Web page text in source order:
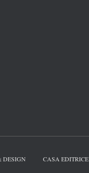
DESIGN CASA EDITRICE